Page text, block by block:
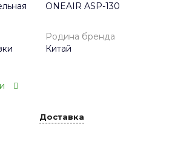
ONEAIR ASP-130
Родина бренда
Китай
Доставка